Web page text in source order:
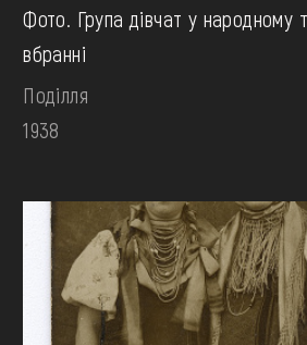
Фото. Група дівчат у народному
вбранні
Поділля
1938